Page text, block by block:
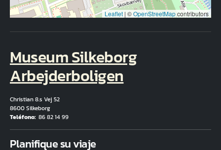
Leaflet | ©OpenStreetMapcontributors
Museum Silkeborg
Arbejderboligen
Christian 8.s Vej 52
8600 Silkeborg
Teléfono 86 82 14 99
Planifique su viaje